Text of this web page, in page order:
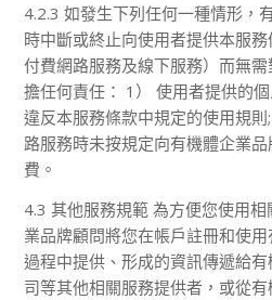
4.2.3 如發生下列任何一種情形，
時中斷或終止向使用者提供本服
付費網路服務及線下服務）而無
擔任何責任： 1） 使用者提供的
違反本服務條款中規定的使用規
路服務時未按規定向有機體企業
費。
4.3 其他服務規範 為方便您使用
業品牌顧問將您在帳戶註冊和使
過程中提供、形成的資訊傳遞給
司等其他相關服務提供者，或從